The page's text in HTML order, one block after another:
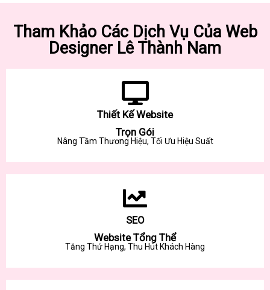
Tham Khảo Các Dịch Vụ Của Web
Designer Lê Thành Nam
Thiết Kế Website
Trọn Gói
Nâng Tầm Thương Hiệu, Tối Ưu Hiệu Suất
SEO
Website Tổng Thể
Tăng Thứ Hạng, Thu Hút Khách Hàng